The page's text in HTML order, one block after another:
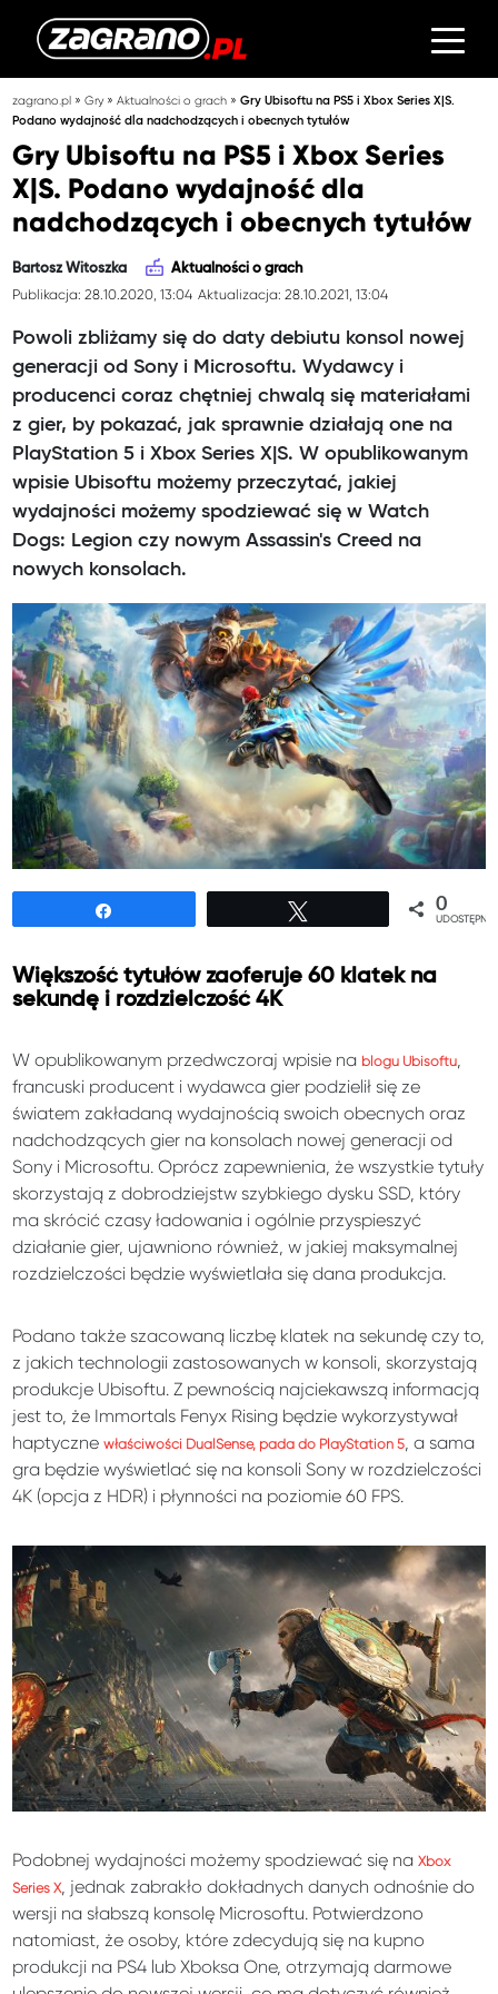
zagrano.pl »Gry»Aktualności o grach »Gry Ubisoftu na PS5 i Xbox Series X|S.
Podano wydajność dla nadchodzących i obecnych tytułów
Gry Ubisoftu na PS5 i Xbox Series
X|S. Podano wydajność dla
nadchodzących i obecnych tytułów
Bartosz Witoszka Aktualności o grach
Publikacja: 28.10.2020, 13:04 Aktualizacja: 28.10.2021, 13:04
Powoli zbliżamy się do daty debiutu konsol nowej
generacji od Sony i Microsoftu. Wydawcy i
producenci coraz chętniej chwalą się materiałami
z gier, by pokazać, jak sprawnie działają one na
PlayStation 5 i Xbox Series X|S. W opublikowanym
wpisie Ubisoftu możemy przeczytać, jakiej
wydajności możemy spodziewać się w Watch
Dogs: Legion czy nowym Assassin's Creed na
nowych konsolach.
0
Większość tytułów zaoferuje 60 klatek na
sekundę i rozdzielczość 4K
W opublikowanym przedwczoraj wpisie na blogu Ubisoftu,
francuski producent i wydawca gier podzielił się ze
światem zakładaną wydajnością swoich obecnych oraz
nadchodzących gier na konsolach nowej generacji od
Sony i Microsoftu. Oprócz zapewnienia, że wszystkie tytuły
skorzystają z dobrodziejstw szybkiego dysku SSD, który
ma skrócić czasy ładowania i ogólnie przyspieszyć
działanie gier, ujawniono również, w jakiej maksymalnej
rozdzielczości będzie wyświetlała się dana produkcja.
Podano także szacowaną liczbę klatek na sekundę czy to,
z jakich technologii zastosowanych w konsoli, skorzystają
produkcje Ubisoftu. Z pewnością najciekawszą informacją
jest to, że Immortals Fenyx Rising będzie wykorzystywał
haptycznewłaściwości DualSense, pada do PlayStation 5, a sama
gra będzie wyświetlać się na konsoli Sony w rozdzielczości
4K (opcja z HDR) i płynności na poziomie 60 FPS.
Podobnej wydajności możemy spodziewać się naXbox
Series X, jednak zabrakło dokładnych danych odnośnie do
wersji na słabszą konsolę Microsoftu. Potwierdzono
natomiast, że osoby, które zdecydują się na kupno
produkcji na PS4 lub Xboksa One, otrzymają darmowe